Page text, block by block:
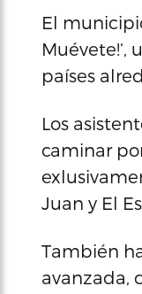
El
países
Los
caminar
Juan y El
También
avanzada,